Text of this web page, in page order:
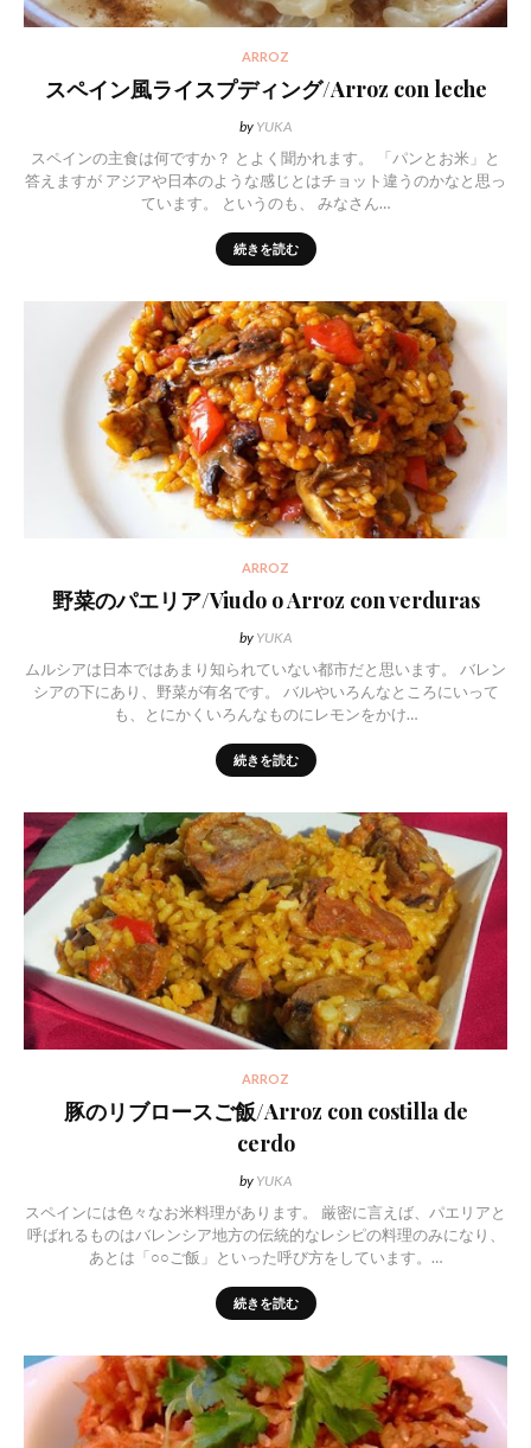
ARROZ
スペイン風ライスプディング/Arroz con leche
by YUKA
スペインの主食は何ですか？ とよく聞かれます。 「パンとお米」と
答えますが アジアや日本のような感じとはチョット違うのかなと思っ
ています。 というのも、 みなさん…
続きを読む
ARROZ
野菜のパエリア/Viudo o Arroz con verduras
by YUKA
ムルシアは日本ではあまり知られていない都市だと思います。 バレン
シアの下にあり、野菜が有名です。 バルやいろんなところにいって
も、とにかくいろんなものにレモンをかけ…
続きを読む
ARROZ
豚のリブロースご飯/Arroz con costilla de
cerdo
by YUKA
スペインには色々なお米料理があります。 厳密に言えば、パエリアと
呼ばれるものはバレンシア地方の伝統的なレシピの料理のみになり、
あとは「○○ご飯」といった呼び方をしています。…
続きを読む